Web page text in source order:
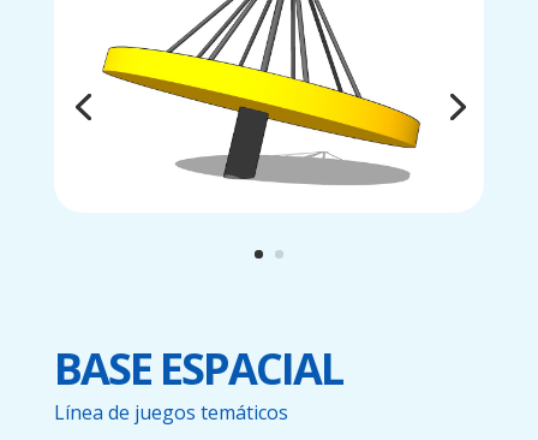
BASE ESPACIAL
Línea de juegos temáticos